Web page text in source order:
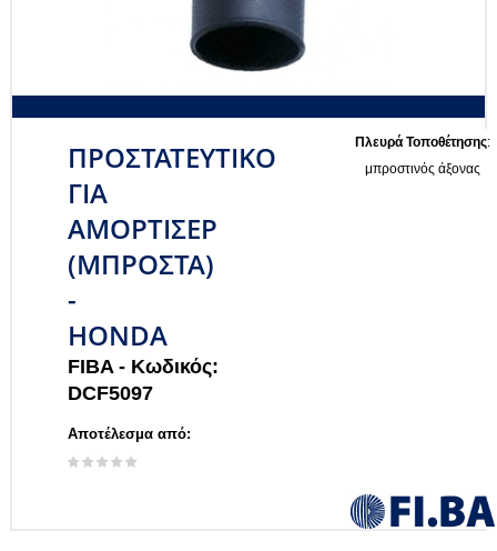
ΠΡΟΣΤΑΤΕΥΤΙΚΟ
ΓΙΑ
ΑΜΟΡΤΙΣΕΡ
(ΜΠΡΟΣΤΑ)
-
HONDA
FIBA - Κωδικός:
DCF5097
Αποτέλεσμα από:
Πλευρά Τοποθέτησης:
μπροστινός άξονας